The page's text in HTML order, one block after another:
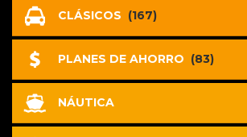
CLÁSICOS (167)
PLANES DE AHORRO (83)
NÁUTICA